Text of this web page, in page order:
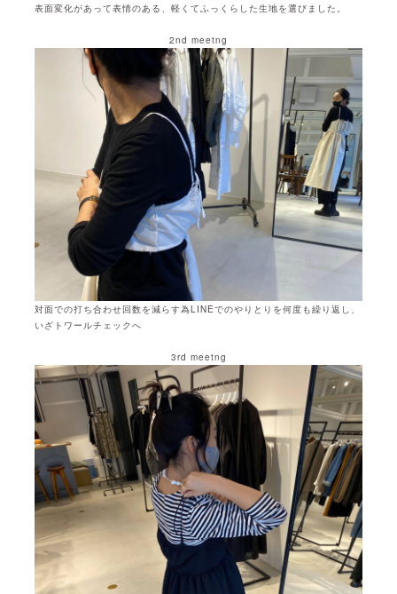
表面変化があって表情のある、軽くてふっくらした生地を選びました。
2nd meetng
対面での打ち合わせ回数を減らす為LINEでのやりとりを何度も繰り返し、
いざトワールチェックへ
3rd meetng